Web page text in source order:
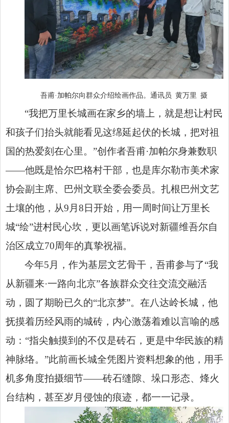
吾甫·加帕尔向群众介绍绘画作品。通讯员 黄万里 摄
“我把万里长城画在家乡的墙上，就是想让村民
和孩子们抬头就能看见这绵延起伏的长城，把对祖
国的热爱刻在心里。”创作者吾甫·加帕尔身兼数职
——他既是恰尔巴格村干部，也是库尔勒市美术家
协会副主席、巴州文联全委会委员。扎根巴州文艺
土壤的他，从9月8日开始，用一周时间让万里长
城“绘”进村民心坎，更以画笔诉说对新疆维吾尔自
治区成立70周年的真挚祝福。
今年5月，作为基层文艺骨干，吾甫参与了“我
从新疆来·一路向北京”各族群众交往交流交融活
动，圆了期盼已久的“北京梦”。在八达岭长城，他
抚摸着历经风雨的城砖，内心激荡着难以言喻的感
动：“指尖触摸到的不仅是砖石，更是中华民族的精
神脉络。”此前画长城全凭图片资料想象的他，用手
机多角度拍摄细节——砖石缝隙、垛口形态、烽火
台结构，甚至岁月侵蚀的痕迹，都一一记录。